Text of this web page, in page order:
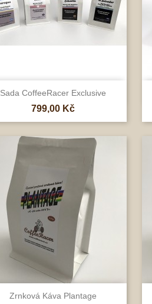
Sada CoffeeRacer Exclusive
Cena
799,00 Kč
Rychlý náhled
Zrnková Káva Plantage
Rychlý náhled